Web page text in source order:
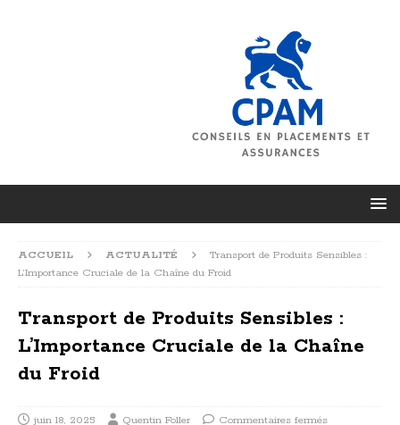
ACCUEIL ACTUALITÉ
Transport de Produits Sensibles :
L’Importance Cruciale de la Chaîne du Froid
Transport de Produits Sensibles :
L’Importance Cruciale de la Chaîne
du Froid
juin 18, 2025 Quentin Foller Commentaires fermés